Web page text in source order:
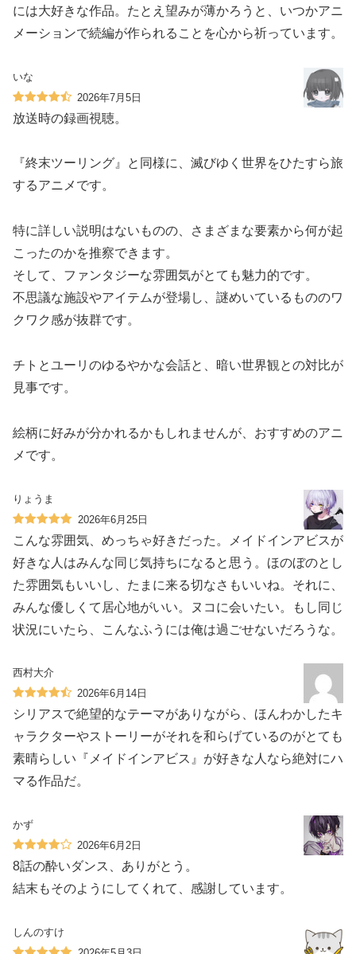
には大好きな作品。たとえ望みが薄かろうと、いつかアニ
メーションで続編が作られることを心から祈っています。
いな
2026年7月5日
放送時の録画視聴。
『終末ツーリング』と同様に、滅びゆく世界をひたすら旅
するアニメです。
特に詳しい説明はないものの、さまざまな要素から何が起
こったのかを推察できます。
そして、ファンタジーな雰囲気がとても魅力的です。
不思議な施設やアイテムが登場し、謎めいているもののワ
クワク感が抜群です。
チトとユーリのゆるやかな会話と、暗い世界観との対比が
見事です。
絵柄に好みが分かれるかもしれませんが、おすすめのアニ
メです。
りょうま
2026年6月25日
こんな雰囲気、めっちゃ好きだった。メイドインアビスが
好きな人はみんな同じ気持ちになると思う。ほのぼのとし
た雰囲気もいいし、たまに来る切なさもいいね。それに、
みんな優しくて居心地がいい。ヌコに会いたい。もし同じ
状況にいたら、こんなふうには俺は過ごせないだろうな。
西村大介
2026年6月14日
シリアスで絶望的なテーマがありながら、ほんわかしたキ
ャラクターやストーリーがそれを和らげているのがとても
素晴らしい『メイドインアビス』が好きな人なら絶対にハ
マる作品だ。
かず
2026年6月2日
8話の酔いダンス、ありがとう。
結末もそのようにしてくれて、感謝しています。
しんのすけ